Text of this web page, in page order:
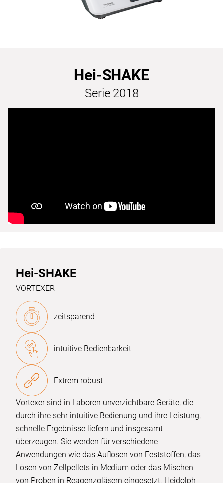
Hei-SHAKE
Serie 2018
Hei-SHAKE
VORTEXER
zeitsparend
intuitive Bedienbarkeit
Extrem robust
Vortexer sind in Laboren unverzichtbare Geräte, die
durch ihre sehr intuitive Bedienung und ihre Leistung,
schnelle Ergebnisse liefern und insgesamt
überzeugen. Sie werden für verschiedene
Anwendungen wie das Auflösen von Feststoffen, das
Lösen von Zellpellets in Medium oder das Mischen
von Proben in Reagenzgläsern eingesetzt. Heidolph